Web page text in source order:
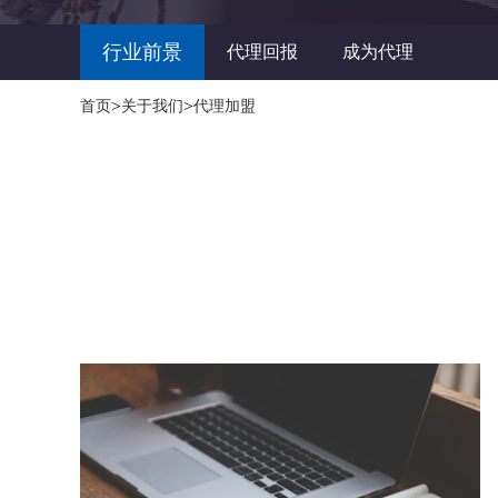
行业前景 代理回报 成为代理
首页>关于我们>代理加盟